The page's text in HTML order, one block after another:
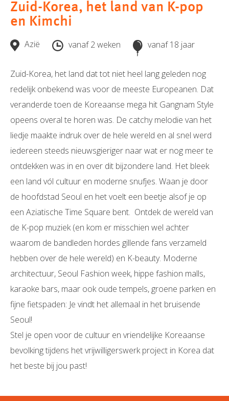
Zuid-Korea, het land van K-pop
en Kimchi
Azië vanaf 2 weken vanaf 18 jaar
Zuid-Korea, het land dat tot niet heel lang geleden nog
redelijk onbekend was voor de meeste Europeanen. Dat
veranderde toen de Koreaanse mega hit Gangnam Style
opeens overal te horen was. De catchy melodie van het
liedje maakte indruk over de hele wereld en al snel werd
iedereen steeds nieuwsgieriger naar wat er nog meer te
ontdekken was in en over dit bijzondere land. Het bleek
een land vól cultuur en moderne snufjes. Waan je door
de hoofdstad Seoul en het voelt een beetje alsof je op
een Aziatische Time Square bent. Ontdek de wereld van
de K-pop muziek (en kom er misschien wel achter
waarom de bandleden hordes gillende fans verzameld
hebben over de hele wereld) en K-beauty. Moderne
architectuur, Seoul Fashion week, hippe fashion malls,
karaoke bars, maar ook oude tempels, groene parken en
fijne fietspaden: Je vindt het allemaal in het bruisende
Seoul!
Stel je open voor de cultuur en vriendelijke Koreaanse
bevolking tijdens het vrijwilligerswerk project in Korea dat
het beste bij jou past!